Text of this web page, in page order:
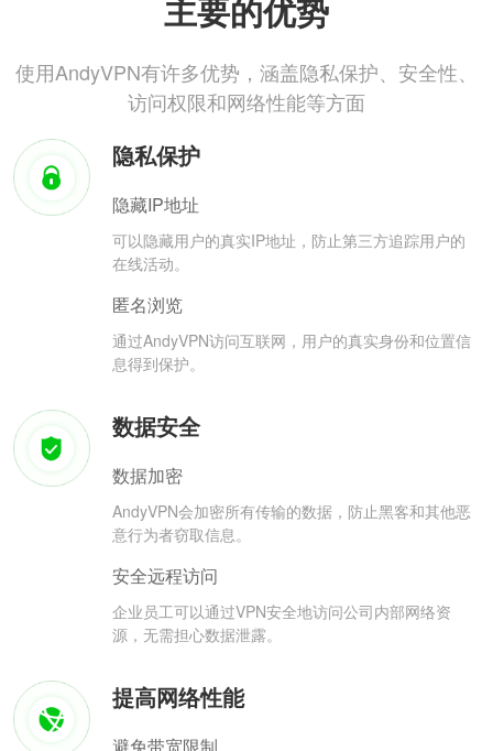
主要的优势
使用AndyVPN有许多优势，涵盖隐私保护、安全性、
访问权限和网络性能等方面
隐私保护
隐藏IP地址
可以隐藏用户的真实IP地址，防止第三方追踪用户的
在线活动。
匿名浏览
通过AndyVPN访问互联网，用户的真实身份和位置信
息得到保护。
数据安全
数据加密
AndyVPN会加密所有传输的数据，防止黑客和其他恶
意行为者窃取信息。
安全远程访问
企业员工可以通过VPN安全地访问公司内部网络资
源，无需担心数据泄露。
提高网络性能